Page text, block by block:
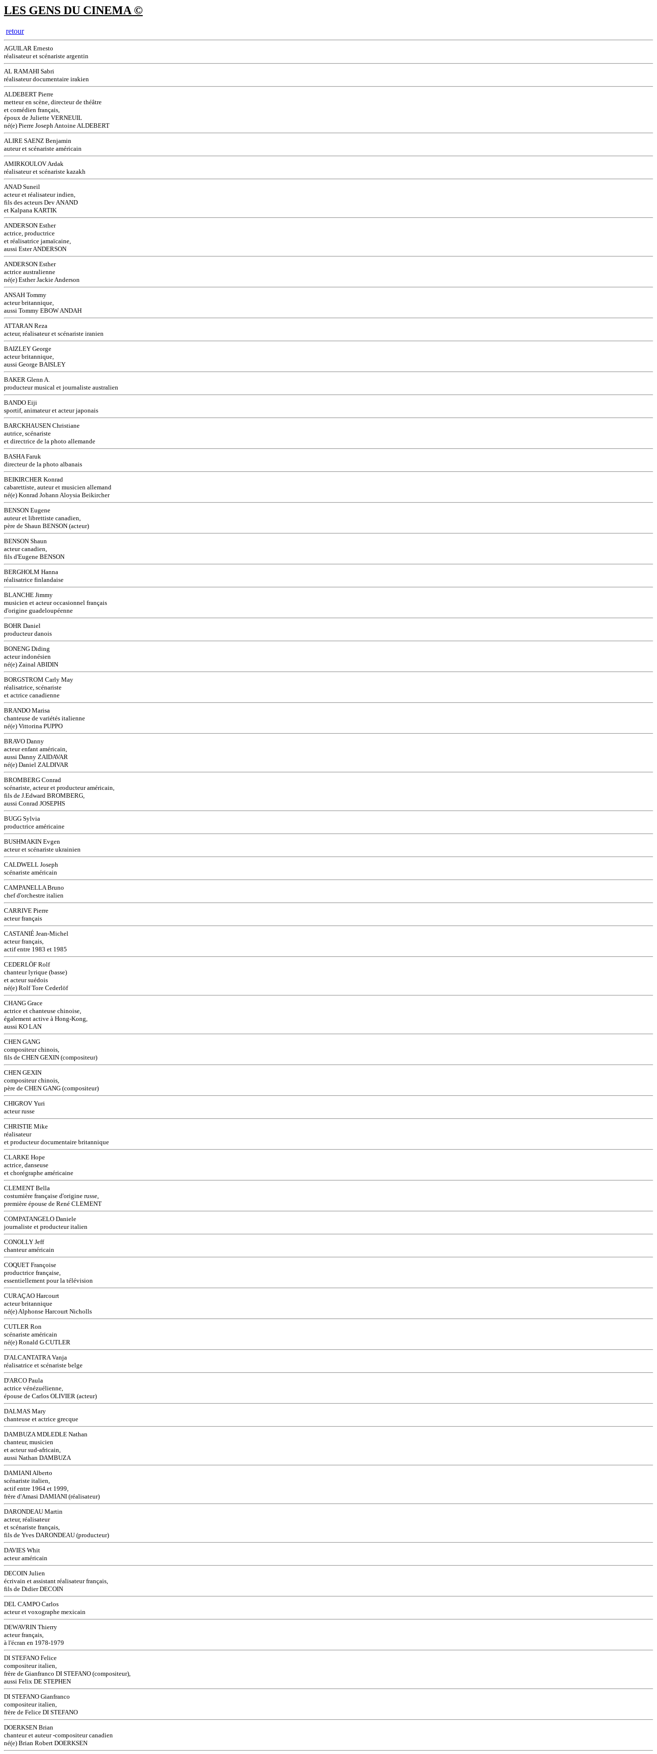
LES GENS DU CINEMA ©
retour
AGUILAR Ernesto
réalisateur et scénariste argentin
AL RAMAHI Sabri
réalisateur documentaire irakien
ALDEBERT Pierre
metteur en scène, directeur de théâtre
et comédien français,
époux de Juliette VERNEUIL
né(e) Pierre Joseph Antoine ALDEBERT
ALIRE SAENZ Benjamin
auteur et scénariste américain
AMIRKOULOV Ardak
réalisateur et scénariste kazakh
ANAD Suneil
acteur et réalisateur indien,
fils des acteurs Dev ANAND
et Kalpana KARTIK
ANDERSON Esther
actrice, productrice
et réalisatrice jamaïcaine,
aussi Ester ANDERSON
ANDERSON Esther
actrice australienne
né(e) Esther Jackie Anderson
ANSAH Tommy
acteur britannique,
aussi Tommy EBOW ANDAH
ATTARAN Reza
acteur, réalisateur et scénariste iranien
BAIZLEY George
acteur britannique,
aussi George BAISLEY
BAKER Glenn A.
producteur musical et journaliste australien
BANDO Eiji
sportif, animateur et acteur japonais
BARCKHAUSEN Christiane
autrice, scénariste
et directrice de la photo allemande
BASHA Faruk
directeur de la photo albanais
BEIKIRCHER Konrad
cabarettiste, auteur et musicien allemand
né(e) Konrad Johann Aloysia Beikircher
BENSON Eugene
auteur et librettiste canadien,
père de Shaun BENSON (acteur)
BENSON Shaun
acteur canadien,
fils d'Eugene BENSON
BERGHOLM Hanna
réalisatrice finlandaise
BLANCHE Jimmy
musicien et acteur occasionnel français
d'origine guadeloupéenne
BOHR Daniel
producteur danois
BONENG Diding
acteur indonésien
né(e) Zainal ABIDIN
BORGSTROM Carly May
réalisatrice, scénariste
et actrice canadienne
BRANDO Marisa
chanteuse de variétés italienne
né(e) Vittorina PUPPO
BRAVO Danny
acteur enfant américain,
aussi Danny ZAIDAVAR
né(e) Daniel ZALDIVAR
BROMBERG Conrad
scénariste, acteur et producteur américain,
fils de J.Edward BROMBERG,
aussi Conrad JOSEPHS
BUGG Sylvia
productrice américaine
BUSHMAKIN Evgen
acteur et scénariste ukrainien
CALDWELL Joseph
scénariste américain
CAMPANELLA Bruno
chef d'orchestre italien
CARRIVE Pierre
acteur français
CASTANIÉ Jean-Michel
acteur français,
actif entre 1983 et 1985
CEDERLÖF Rolf
chanteur lyrique (basse)
et acteur suédois
né(e) Rolf Tore Cederlöf
CHANG Grace
actrice et chanteuse chinoise,
également active à Hong-Kong,
aussi KO LAN
CHEN GANG
compositeur chinois,
fils de CHEN GEXIN (compositeur)
CHEN GEXIN
compositeur chinois,
père de CHEN GANG (compositeur)
CHIGROV Yuri
acteur russe
CHRISTIE Mike
réalisateur
et producteur documentaire britannique
CLARKE Hope
actrice, danseuse
et chorégraphe américaine
CLEMENT Bella
costumière française d'origine russe,
première épouse de René CLEMENT
COMPATANGELO Daniele
journaliste et producteur italien
CONOLLY Jeff
chanteur américain
COQUET Françoise
productrice française,
essentiellement pour la télévision
CURAÇAO Harcourt
acteur britannique
né(e) Alphonse Harcourt Nicholls
CUTLER Ron
scénariste américain
né(e) Ronald G.CUTLER
D'ALCANTATRA Vanja
réalisatrice et scénariste belge
D'ARCO Paula
actrice vénézuélienne,
épouse de Carlos OLIVIER (acteur)
DALMAS Mary
chanteuse et actrice grecque
DAMBUZA MDLEDLE Nathan
chanteur, musicien
et acteur sud-africain,
aussi Nathan DAMBUZA
DAMIANI Alberto
scénariste italien,
actif entre 1964 et 1999,
frère d'Amasi DAMIANI (réalisateur)
DARONDEAU Martin
acteur, réalisateur
et scénariste français,
fils de Yves DARONDEAU (producteur)
DAVIES Whit
acteur américain
DECOIN Julien
écrivain et assistant réalisateur français,
fils de Didier DECOIN
DEL CAMPO Carlos
acteur et voxographe mexicain
DEWAVRIN Thierry
acteur français,
à l'écran en 1978-1979
DI STEFANO Felice
compositeur italien,
frère de Gianfranco DI STEFANO (compositeur),
aussi Felix DE STEPHEN
DI STEFANO Gianfranco
compositeur italien,
frère de Felice DI STEFANO
DOERKSEN Brian
chanteur et auteur -compositeur canadien
né(e) Brian Robert DOERKSEN